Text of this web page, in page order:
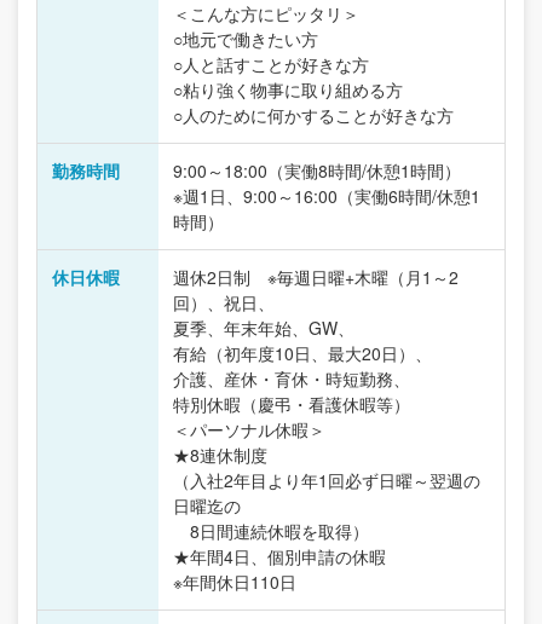
＜こんな方にピッタリ＞
○地元で働きたい方
○人と話すことが好きな方
○粘り強く物事に取り組める方
○人のために何かすることが好きな方
勤務時間
9:00～18:00（実働8時間/休憩1時間）
※週1日、9:00～16:00（実働6時間/休憩1
時間）
休日休暇
週休2日制 ※毎週日曜+木曜（月1～2
回）、祝日、
夏季、年末年始、GW、
有給（初年度10日、最大20日）、
介護、産休・育休・時短勤務、
特別休暇（慶弔・看護休暇等）
＜パーソナル休暇＞
★8連休制度
（入社2年目より年1回必ず日曜～翌週の
日曜迄の
8日間連続休暇を取得）
★年間4日、個別申請の休暇
※年間休日110日